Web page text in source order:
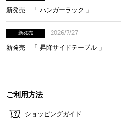
新発売 「 ハンガーラック 」
新発売
2026/7/27
新発売 「 昇降サイドテーブル 」
ご利用方法
ショッピングガイド